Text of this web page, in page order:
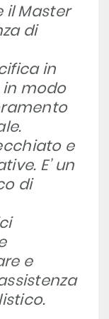
il Master
di
in
in modo
e
E’ un
di
e